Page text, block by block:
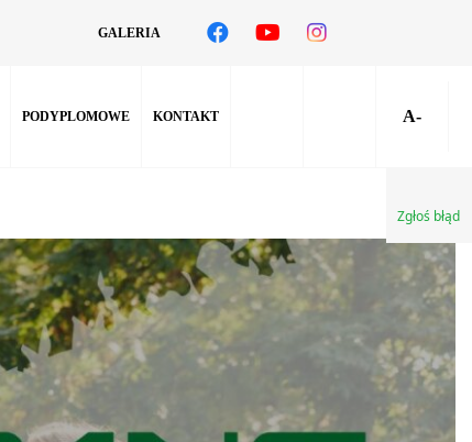
GALERIA
PODYPLOMOWE KONTAKT A-
Zgłoś błąd